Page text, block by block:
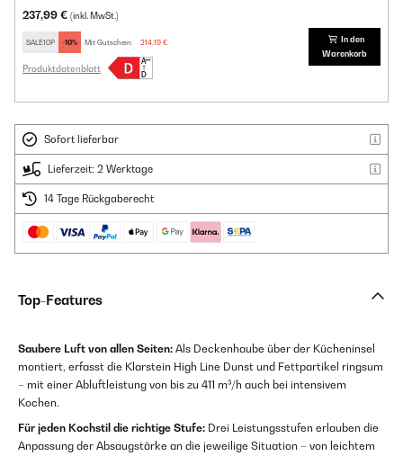
237,99 € (inkl. MwSt.)
SALE10P -10% Mit Gutschein: 214,19 €
Produktdatenblatt
In den
Warenkorb
Sofort lieferbar
Lieferzeit: 2 Werktage
14 Tage Rückgaberecht
Top-Features
Saubere Luft von allen Seiten: Als Deckenhaube über der Kücheninsel
montiert, erfasst die Klarstein High Line Dunst und Fettpartikel ringsum
– mit einer Abluftleistung von bis zu 411 m³/h auch bei intensivem
Kochen.
Für jeden Kochstil die richtige Stufe: Drei Leistungsstufen erlauben die
Anpassung der Absaugstärke an die jeweilige Situation – von leichtem